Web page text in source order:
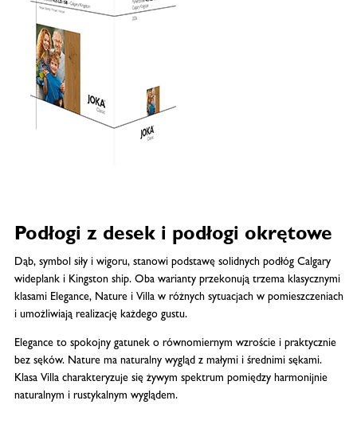
Podłogi z desek i podłogi okrętowe
Dąb, symbol siły i wigoru, stanowi podstawę solidnych podłóg Calgary
wideplank i Kingston ship. Oba warianty przekonują trzema klasycznymi
klasami Elegance, Nature i Villa w różnych sytuacjach w pomieszczeniach
i umożliwiają realizację każdego gustu.
Elegance to spokojny gatunek o równomiernym wzroście i praktycznie
bez sęków. Nature ma naturalny wygląd z małymi i średnimi sękami.
Klasa Villa charakteryzuje się żywym spektrum pomiędzy harmonijnie
naturalnym i rustykalnym wyglądem.